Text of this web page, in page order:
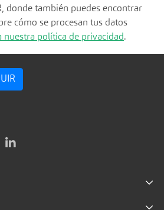
donde también puedes encontrar
cómo se procesan tus datos
nuestra política de privacidad.